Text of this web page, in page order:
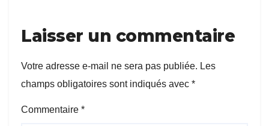
Laisser un commentaire
Votre adresse e-mail ne sera pas publiée. Les
champs obligatoires sont indiqués avec *
Commentaire *